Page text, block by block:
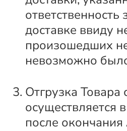
доставке ввиду
произошедших
невозможно
Отгрузка
осуществляется
после